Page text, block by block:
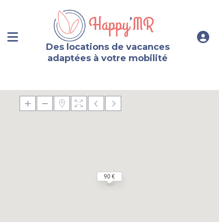
Des locations de vacances
adaptées à votre mobilité
90 €